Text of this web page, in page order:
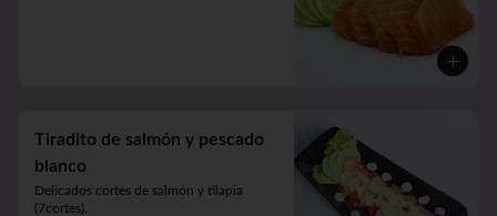
Tiradito de salmón y pescado
blanco
Delicados cortes de salmón y tilapia
(7cortes).